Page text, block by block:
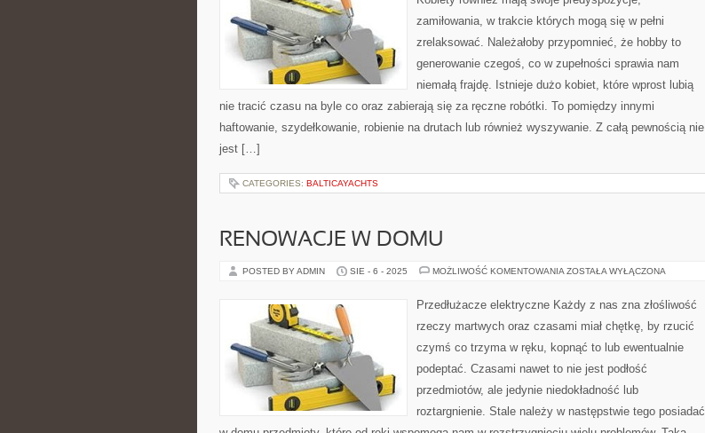
zamiłowania, w trakcie których mogą się w pełni
zrelaksować. Należałoby przypomnieć, że hobby to
generowanie czegoś, co w zupełności sprawia nam
niemałą frajdę. Istnieje dużo kobiet, które wprost lubią
nie tracić czasu na byle co oraz zabierają się za ręczne robótki. To pomiędzy innymi
haftowanie, szydełkowanie, robienie na drutach lub również wyszywanie. Z całą pewnością nie
jest […]
CATEGORIES: BALTICAYACHTS
RENOWACJE W DOMU
POSTED BY ADMIN SIE - 6 - 2025 MOŻLIWOŚĆ KOMENTOWANIA RENOWACJE
ZOSTAŁA WYŁĄCZONA
Przedłużacze elektryczne Każdy z nas zna złośliwość
rzeczy martwych oraz czasami miał chętkę, by rzucić
czymś co trzyma w ręku, kopnąć to lub ewentualnie
podeptać. Czasami nawet to nie jest podłość
przedmiotów, ale jedynie niedokładność lub
roztargnienie. Stale należy w następstwie tego posiadać